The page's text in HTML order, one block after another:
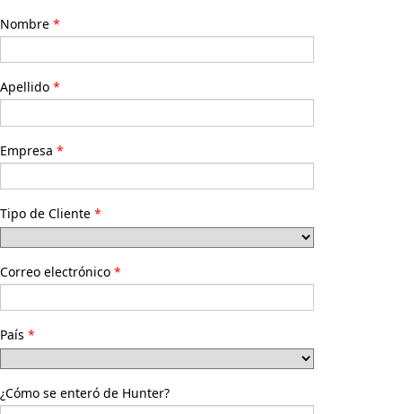
Nombre
Apellido
Empresa
Tipo de Cliente
Correo electrónico
País
¿Cómo se enteró de Hunter?